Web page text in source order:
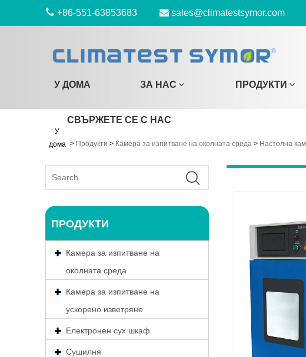
+86-551-63853683 sales@climatestsymor.com
У ДОМА ЗА НАС ПРОДУКТИ
СВЪРЖЕТЕ СЕ С НАС
У
дома > Продукти > Камера за изпитване на околната среда > Настолна
ПРОДУКТИ
Камера за изпитване на
околната среда
Камера за изпитване на
ускорено изветряне
Електронен сух шкаф
Сушилня